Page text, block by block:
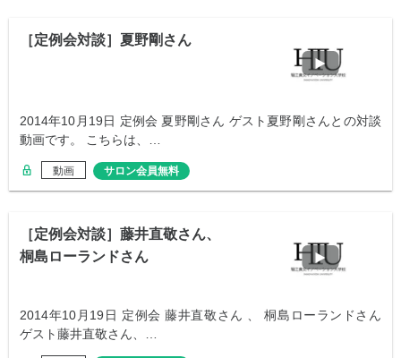
［定例会対談］夏野剛さん
2014年10月19日 定例会 夏野剛さん ゲスト夏野剛さんとの対談
動画です。 こちらは、…
動画 サロン会員無料
［定例会対談］藤井直敬さん、
桐島ローランドさん
2014年10月19日 定例会 藤井直敬さん 、 桐島ローランドさん
ゲスト藤井直敬さん、…